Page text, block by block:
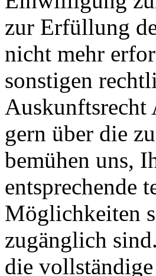
zur Erfüllung
nicht mehr
sonstigen
gern über die
bemühen uns,
entsprechende
Möglichkeiten
zugänglich
die